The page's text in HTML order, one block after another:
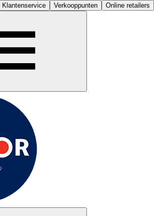
Klantenservice Verkooppunten Online retailers